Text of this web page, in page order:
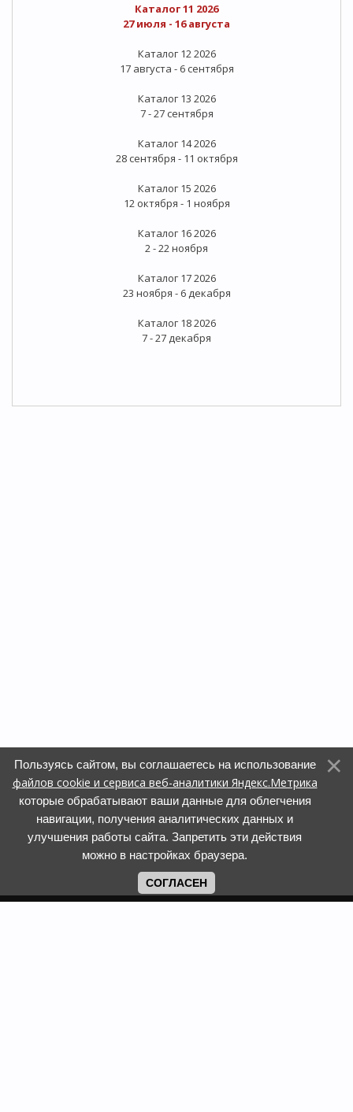
Каталог 11 2026
27 июля - 16 августа
Каталог 12 2026
17 августа - 6 сентября
Каталог 13 2026
7 - 27 сентября
Каталог 14 2026
28 сентября - 11 октября
Каталог 15 2026
12 октября - 1 ноября
Каталог 16 2026
2 - 22 ноября
Каталог 17 2026
23 ноября - 6 декабря
Каталог 18 2026
7 - 27 декабря
Пользуясь сайтом, вы соглашаетесь на использование
файлов cookie и сервиса веб-аналитики Яндекс.Метрика
которые обрабатывают ваши данные для облегчения
навигации, получения аналитических данных и
улучшения работы сайта. Запретить эти действия
можно в настройках браузера.
СОГЛАСЕН